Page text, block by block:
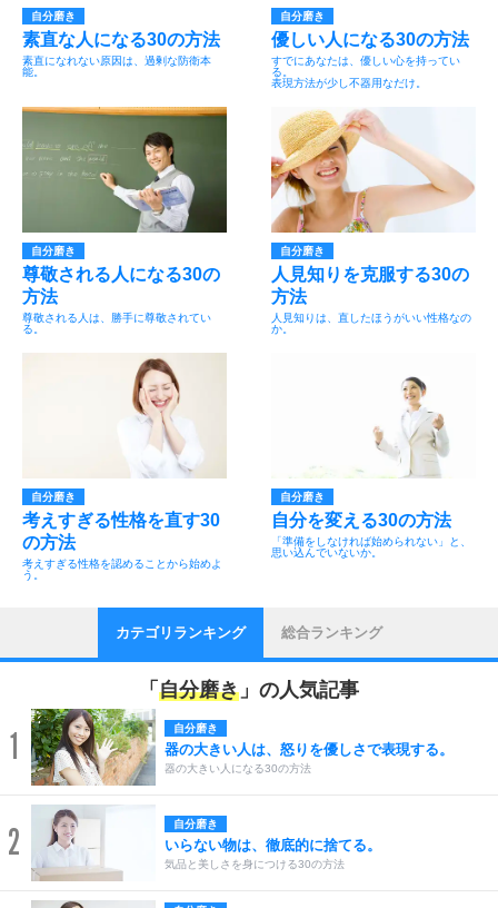
自分磨き
素直な人になる30の方法
素直になれない原因は、過剰な防衛本
能。
自分磨き
優しい人になる30の方法
すでにあなたは、優しい心を持ってい
る。
表現方法が少し不器用なだけ。
自分磨き
尊敬される人になる30の
方法
尊敬される人は、勝手に尊敬されてい
る。
自分磨き
人見知りを克服する30の
方法
人見知りは、直したほうがいい性格なの
か。
自分磨き
考えすぎる性格を直す30
の方法
考えすぎる性格を認めることから始めよ
う。
自分磨き
自分を変える30の方法
「準備をしなければ始められない」と、
思い込んでいないか。
カテゴリランキング 総合ランキング
「 自分磨き 」の人気記事
1 自分磨き
器の大きい人は、怒りを優しさで表現する。
器の大きい人になる30の方法
2 自分磨き
いらない物は、徹底的に捨てる。
気品と美しさを身につける30の方法